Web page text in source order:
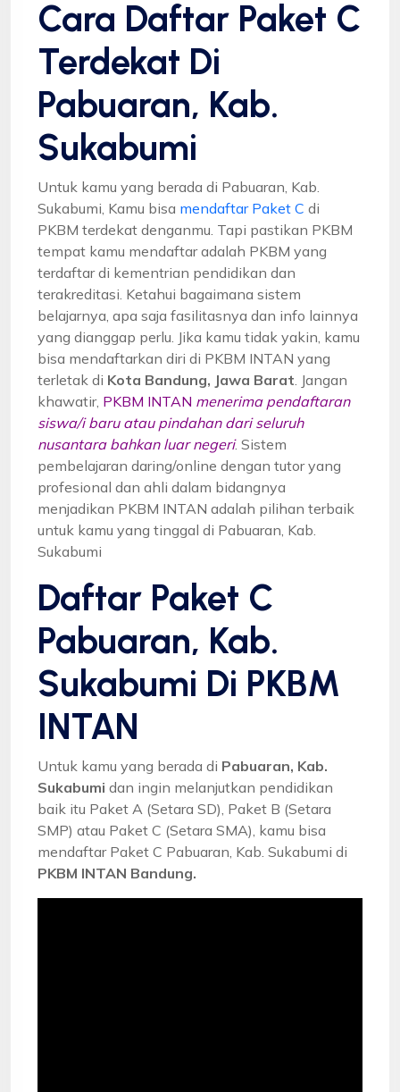
Cara Daftar Paket C
Terdekat Di
Pabuaran, Kab.
Sukabumi
Untuk kamu yang berada di Pabuaran, Kab.
Sukabumi, Kamu bisa mendaftar Paket C di
PKBM terdekat denganmu. Tapi pastikan PKBM
tempat kamu mendaftar adalah PKBM yang
terdaftar di kementrian pendidikan dan
terakreditasi. Ketahui bagaimana sistem
belajarnya, apa saja fasilitasnya dan info lainnya
yang dianggap perlu. Jika kamu tidak yakin, kamu
bisa mendaftarkan diri di PKBM INTAN yang
terletak di Kota Bandung, Jawa Barat . Jangan
khawatir, PKBM INTAN menerima pendaftaran
siswa/i baru atau pindahan dari seluruh
nusantara bahkan luar negeri. Sistem
pembelajaran daring/online dengan tutor yang
profesional dan ahli dalam bidangnya
menjadikan PKBM INTAN adalah pilihan terbaik
untuk kamu yang tinggal di Pabuaran, Kab.
Sukabumi
Daftar Paket C
Pabuaran, Kab.
Sukabumi Di PKBM
INTAN
Untuk kamu yang berada di Pabuaran, Kab.
Sukabumi dan ingin melanjutkan pendidikan
baik itu Paket A (Setara SD), Paket B (Setara
SMP) atau Paket C (Setara SMA), kamu bisa
mendaftar Paket C Pabuaran, Kab. Sukabumi di
PKBM INTAN Bandung.